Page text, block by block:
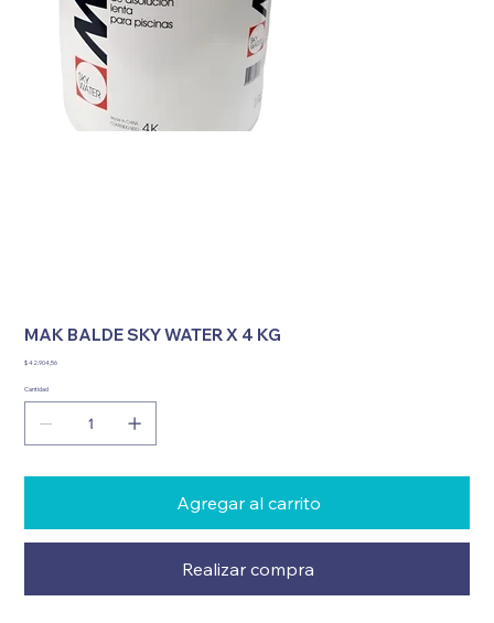
MAK BALDE SKY WATER X 4 KG
Precio
$ 42.904,56
Cantidad
Agregar al carrito
Realizar compra